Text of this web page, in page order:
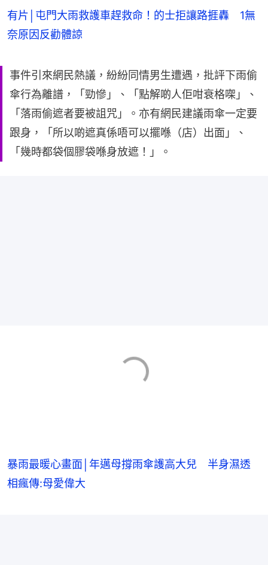
有片│屯門大雨救護車趕救命！的士拒讓路捱轟 1無
奈原因反勸體諒
事件引來網民熱議，紛紛同情男生遭遇，批評下雨偷
傘行為離譜，「勁慘」、「點解啲人佢咁衰格㗎」、
「落雨偷遮者要被詛咒」。亦有網民建議雨傘一定要
跟身，「所以啲遮真係唔可以擺喺（店）出面」、
「幾時都袋個膠袋喺身放遮！」。
暴雨最暖心畫面│年邁母撐雨傘護高大兒 半身濕透
相瘋傳:母愛偉大